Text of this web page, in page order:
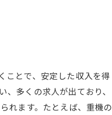
ことで、安定した収入を得
多くの求人が出ており、
れます。たとえば、重機の